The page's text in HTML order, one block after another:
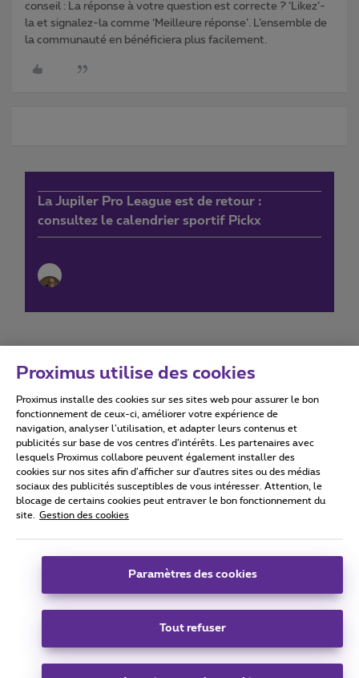
conseil : La réponse à votre question est correcte ? ‘Likez’-
la et signalez-la comme ‘Meilleure réponse’. L’ensemble de
la communauté en bénéficiera plus facilement.
La Jupiler Pro League est de retour :
consultez le calendrier sportif Pickx
Conditions d'utilisation Accessibility statement
Tous droits réservés. © 2026 Proximus
Conditions générales, info consommateur
Coordonnées de l’entreprise
Boulevard du Roi Albert II 27 - B-1030 Bruxelles.
Carrier & Wholesale Solutions
Proximus utilise des cookies
Proximus installe des cookies sur ses sites web pour assurer le bon
fonctionnement de ceux-ci, améliorer votre expérience de
navigation, analyser l’utilisation, et adapter leurs contenus et
publicités sur base de vos centres d’intérêts. Les partenaires avec
lesquels Proximus collabore peuvent également installer des
cookies sur nos sites afin d’afficher sur d'autres sites ou des médias
sociaux des publicités susceptibles de vous intéresser. Attention, le
blocage de certains cookies peut entraver le bon fonctionnement du
site.
Gestion des cookies
Paramètres des cookies
Tout refuser